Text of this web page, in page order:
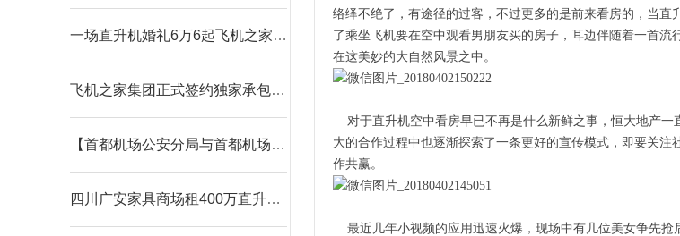
一场直升机婚礼6万6起飞机之家接60多场空中婚礼
飞机之家集团正式签约独家承包运营新疆玉其塔什景区，打造低空旅游新标杆！
【首都机场公安分局与首都机场海关的公务员那个待遇好,差在哪】
四川广安家具商场租400万直升机国庆庆典
络绎不绝了，有途径的过客，不过更多的是前来看房的，当
了乘坐飞机要在空中观看男朋友买的房子，耳边伴随着一首
在这美妙的大自然风景之中。
对于直升机空中看房早已不再是什么新鲜之事，恒大地产
大的合作过程中也逐渐探索了一条更好的宣传模式，即要关
作共赢。
最近几年小视频的应用迅速火爆，现场中有几位美女争先